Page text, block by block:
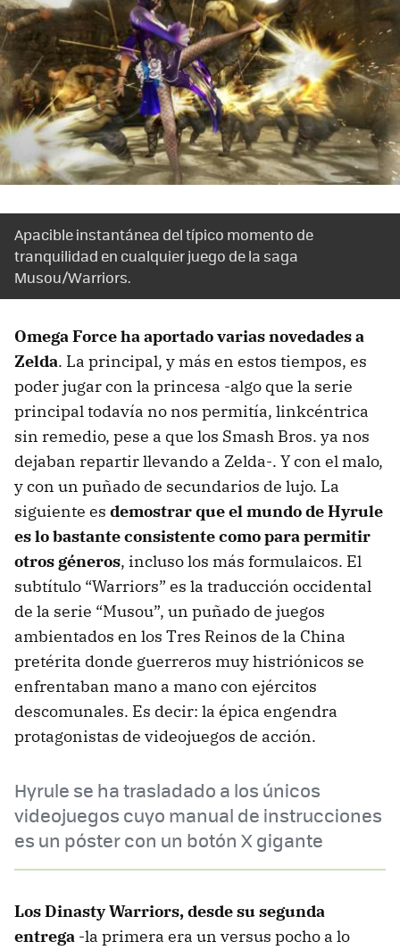
Apacible instantánea del típico momento de
tranquilidad en cualquier juego de la saga
Musou/Warriors.
Omega Force ha aportado varias novedades a
Zelda. La principal, y más en estos tiempos, es
poder jugar con la princesa -algo que la serie
principal todavía no nos permitía, linkcéntrica
sin remedio, pese a que los Smash Bros. ya nos
dejaban repartir llevando a Zelda-. Y con el malo,
y con un puñado de secundarios de lujo. La
siguiente es demostrar que el mundo de Hyrule
es lo bastante consistente como para permitir
otros géneros, incluso los más formulaicos. El
subtítulo “Warriors” es la traducción occidental
de la serie “Musou”, un puñado de juegos
ambientados en los Tres Reinos de la China
pretérita donde guerreros muy histriónicos se
enfrentaban mano a mano con ejércitos
descomunales. Es decir: la épica engendra
protagonistas de videojuegos de acción.
Hyrule se ha trasladado a los únicos
videojuegos cuyo manual de instrucciones
es un póster con un botón X gigante
Los Dinasty Warriors, desde su segunda
entrega -la primera era un versus pocho a lo